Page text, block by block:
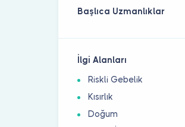
Başlıca Uzmanlıklar
İlgi Alanları
Riskli Gebelik
Kısırlık
Doğum